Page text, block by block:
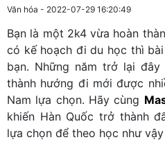
Văn hóa - 2022-07-29 16:20:49
Bạn là một 2k4 vừa hoàn
có kế hoạch đi du học thì
bạn. Những năm trở lại đây
thành hướng đi mới được
Nam lựa chọn. Hãy cùng
khiến Hàn Quốc trở thành
lựa chọn để theo học như vậy